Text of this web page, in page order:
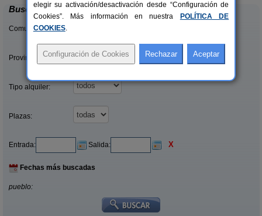
Buscar
Comunidades:
Provincias/Islas:
Tipo alquiler:
Plazas:
Entrada: Salida: X
Fechas más buscadas
pueblo:
elegir su activación/desactivación desde “Configuración de
Cookies”. Más información en nuestra
POLÍTICA DE
COOKIES.